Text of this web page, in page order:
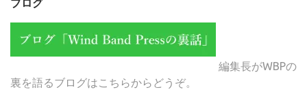
ブログ
編集長がWBPの
裏を語るブログはこちらからどうぞ。